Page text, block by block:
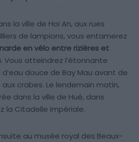
la ville de Hoi An, aux rues
de lampions, vous entamerez
en vélo entre rizières et
. Vous atteindrez l’étonnante
douce de Bay Mau avant de
crabes. Le lendemain matin,
dans la ville de Hué, dans
la Citadelle impériale.
au musée royal des Beaux-